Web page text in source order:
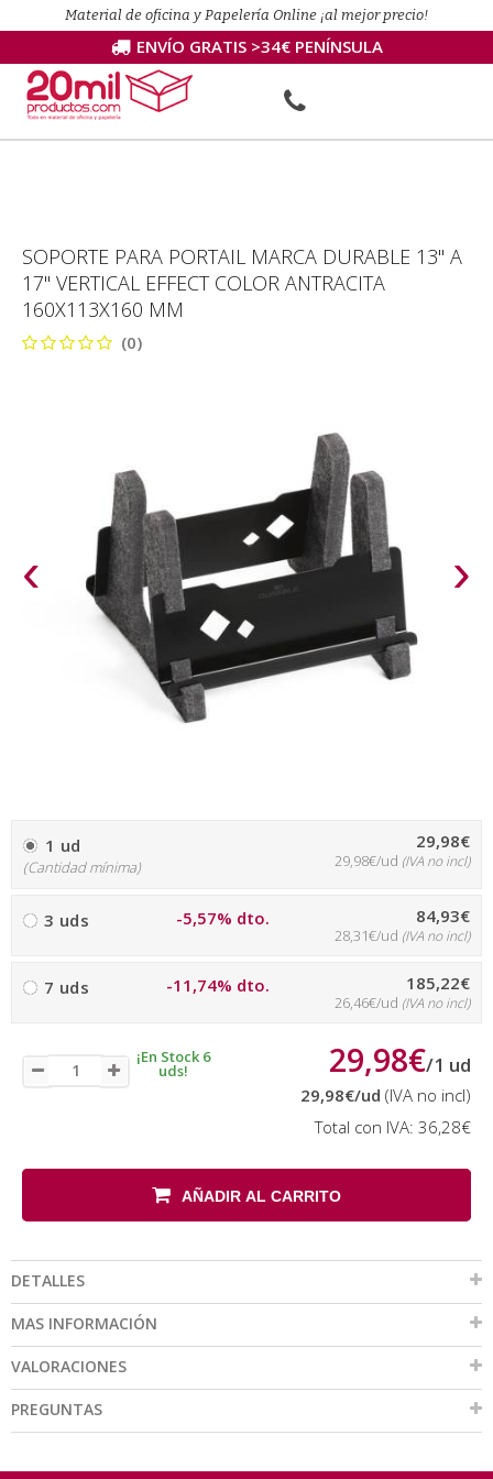
Material de oficina y Papelería Online ¡al mejor precio!
ENVÍO GRATIS >34€ PENÍNSULA
SOPORTE PARA PORTAIL MARCA DURABLE 13" A
17" VERTICAL EFFECT COLOR ANTRACITA
160X113X160 MM
(0)
‹ ›
1 ud
(Cantidad mínima)
29,98€
29,98€/ud (IVA no incl)
3 uds -5,57% dto. 84,93€
28,31€/ud (IVA no incl)
7 uds -11,74% dto. 185,22€
26,46€/ud (IVA no incl)
¡En Stock 6
uds! 29,98€/1 ud
29,98€/ud (IVA no incl)
Total con IVA: 36,28€
AÑADIR AL CARRITO
DETALLES
MAS INFORMACIÓN
VALORACIONES
PREGUNTAS